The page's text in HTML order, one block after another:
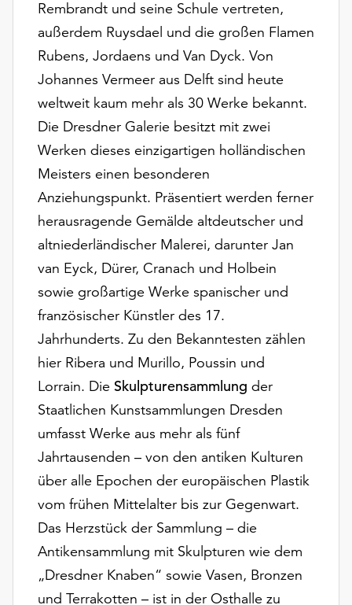
Rembrandt und seine Schule vertreten,
außerdem Ruysdael und die großen Flamen
Rubens, Jordaens und Van Dyck. Von
Johannes Vermeer aus Delft sind heute
weltweit kaum mehr als 30 Werke bekannt.
Die Dresdner Galerie besitzt mit zwei
Werken dieses einzigartigen holländischen
Meisters einen besonderen
Anziehungspunkt. Präsentiert werden ferner
herausragende Gemälde altdeutscher und
altniederländischer Malerei, darunter Jan
van Eyck, Dürer, Cranach und Holbein
sowie großartige Werke spanischer und
französischer Künstler des 17.
Jahrhunderts. Zu den Bekanntesten zählen
hier Ribera und Murillo, Poussin und
Lorrain. Die Skulpturensammlung der
Staatlichen Kunstsammlungen Dresden
umfasst Werke aus mehr als fünf
Jahrtausenden – von den antiken Kulturen
über alle Epochen der europäischen Plastik
vom frühen Mittelalter bis zur Gegenwart.
Das Herzstück der Sammlung – die
Antikensammlung mit Skulpturen wie dem
„Dresdner Knaben“ sowie Vasen, Bronzen
und Terrakotten – ist in der Osthalle zu